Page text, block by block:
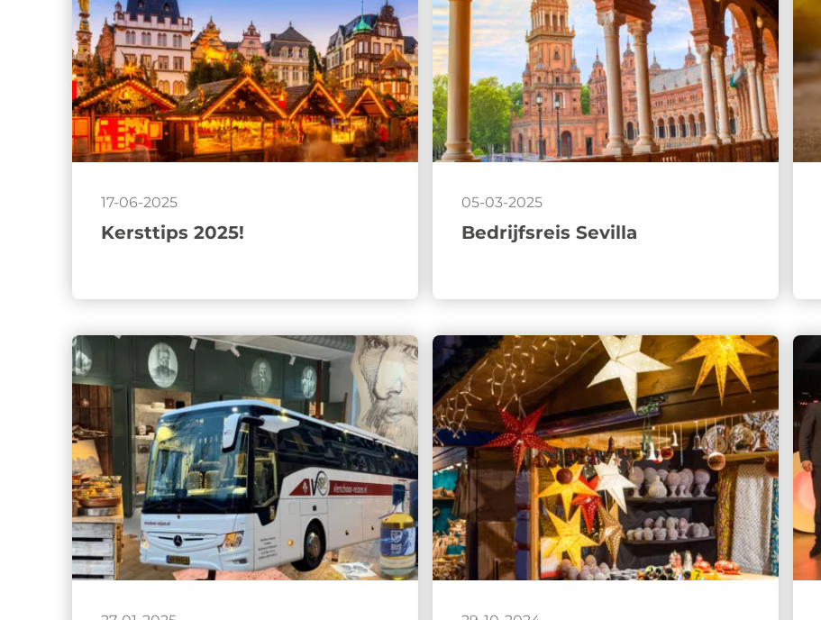
17-06-2025
Kersttips 2025!
05-03-2025
Bedrijfsreis Sevilla